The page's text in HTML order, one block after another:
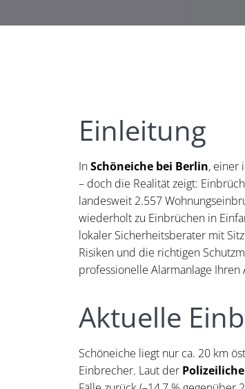
Einleitung
InSchöneiche bei Berlin, einer
– doch die Realität zeigt:
landesweit 2.557
wiederholt zu Einbrüchen in
lokaler Sicherheitsberater mit
Risiken und die richtigen
professionelle Alarmanlage Ihren
Aktuelle
Schöneiche liegt nur ca. 20 km
Einbrecher. Laut der